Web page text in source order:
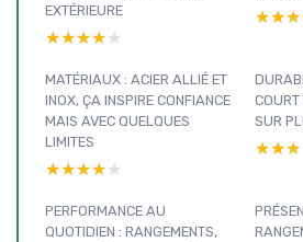
EXTÉRIEURE
★★★★★
★★★★★
MATÉRIAUX : ACIER ALLIÉ ET
INOX, ÇA INSPIRE CONFIANCE
MAIS AVEC QUELQUES
LIMITES
★★★★★
★★★★★
COURT
SUR
PERFORMANCE AU
QUOTIDIEN : RANGEMENTS,